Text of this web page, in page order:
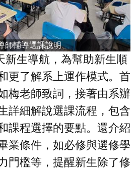
師輔導選課說明
生導航，為幫助新生順
更了解系上運作模式。首
梅老師致詞，接著由系辦
詳細解說選課流程，包含
課程選擇的要點。還介紹
業條件，如必修與選修學
門檻等，提醒新生除了修